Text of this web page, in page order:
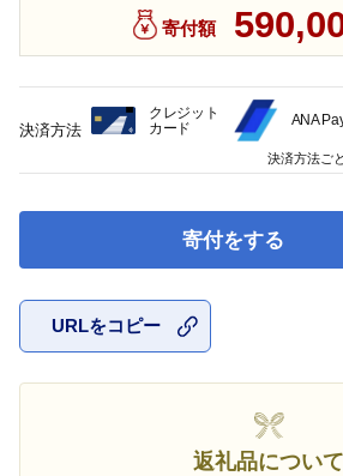
寄付額
寄付をする
URLをコピー
返礼品について
決済方法
クレジット
カード
ANA
決済方法ご